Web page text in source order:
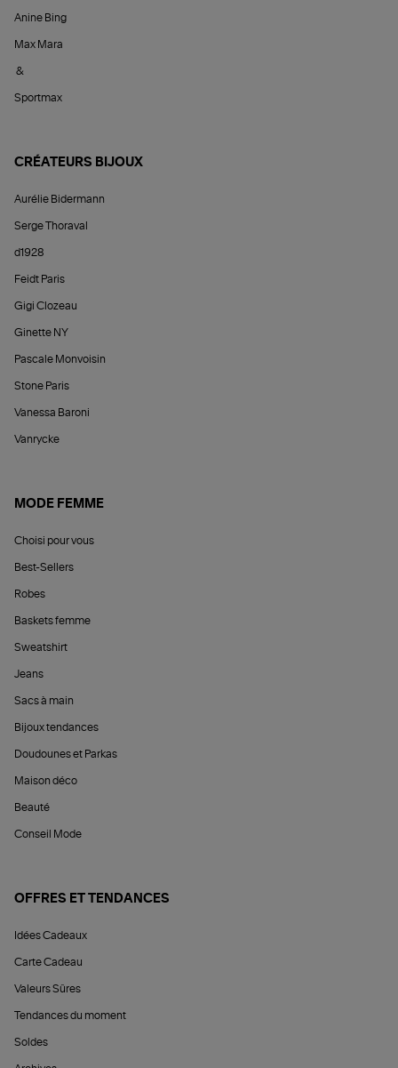
Anine Bing
Max Mara
&
Sportmax
CRÉATEURS BIJOUX
Aurélie Bidermann
Serge Thoraval
d1928
Feidt Paris
Gigi Clozeau
Ginette NY
Pascale Monvoisin
Stone Paris
Vanessa Baroni
Vanrycke
MODE FEMME
Choisi pour vous
Best-Sellers
Robes
Baskets femme
Sweatshirt
Jeans
Sacs à main
Bijoux tendances
Doudounes et Parkas
Maison déco
Beauté
Conseil Mode
OFFRES ET TENDANCES
Idées Cadeaux
Carte Cadeau
Valeurs Sûres
Tendances du moment
Soldes